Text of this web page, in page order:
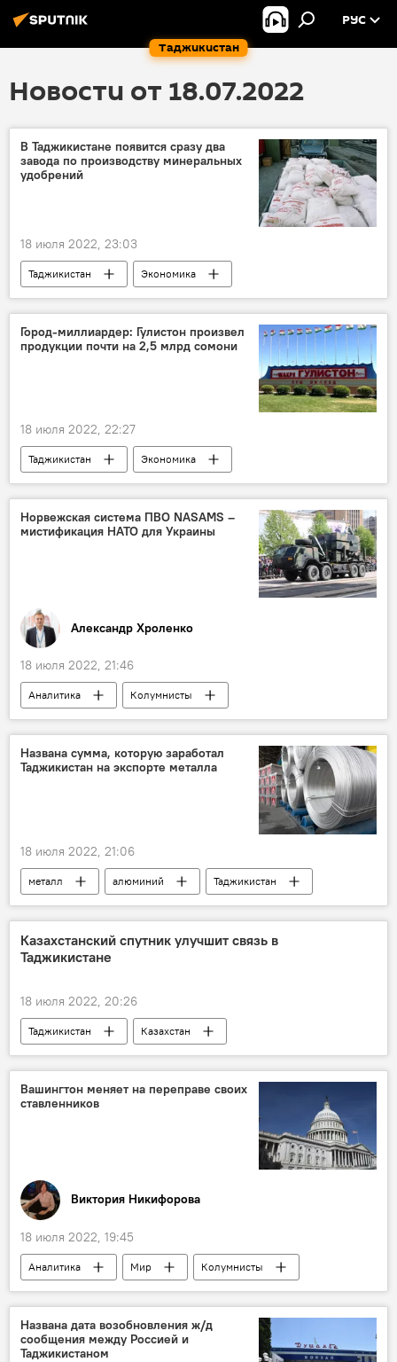
Таджикистан
РУС
Новости от 18.07.2022
В Таджикистане появится сразу два
завода по производству минеральных
удобрений
18 июля 2022, 23:03
Таджикистан
Экономика
производство
Город-миллиардер: Гулистон произвел
продукции почти на 2,5 млрд сомони
18 июля 2022, 22:27
Таджикистан
Экономика
Промышленность
Новости Худжанда и Согдийской области
Норвежская система ПВО NASAMS –
мистификация НАТО для Украины
Александр Хроленко
18 июля 2022, 21:46
Аналитика
Колумнисты
Армия и вооружение
Украина Мир
Названа сумма, которую заработал
Таджикистан на экспорте металла
18 июля 2022, 21:06
металл алюминий
Таджикистан
Промышленность
Экономика
Казахстанский спутник улучшит связь в
Таджикистане
18 июля 2022, 20:26
Таджикистан
Казахстан
Центральная Азия
мобильная связь
Вашингтон меняет на переправе своих
ставленников
Виктория Никифорова
18 июля 2022, 19:45
Аналитика Мир
Колумнисты
Политика
США
Названа дата возобновления ж/д
сообщения между Россией и
Таджикистаном